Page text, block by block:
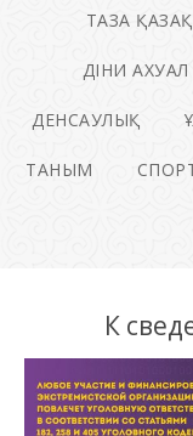
ТАЗА
ДІНИ АХУАЛ
ДЕНСАУЛЫҚ
ТАНЫМ
К